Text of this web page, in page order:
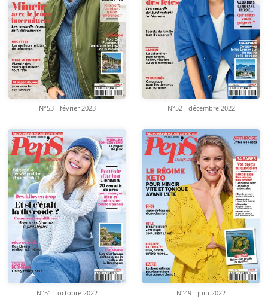
N°53 - février 2023 N°52 - décembre 2022
N°51 - octobre 2022 N°49 - juin 2022